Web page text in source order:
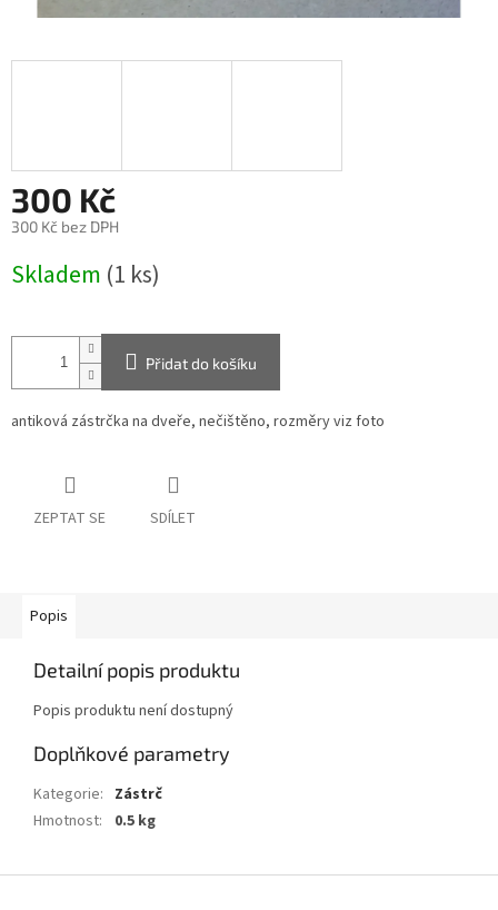
300 Kč
300 Kč bez DPH
cena:
Skladem (1 ks)
Přidat do košíku
antiková zástrčka na dveře, nečištěno, rozměry viz foto
ZEPTAT SE SDÍLET
Popis
Detailní popis produktu
Popis produktu není dostupný
Doplňkové parametry
Kategorie: Zástrč
Hmotnost: 0.5 kg